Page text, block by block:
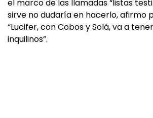
el marco de las llamadas “listas
sirve no dudaría en hacerlo, afirmo
“Lucifer, con Cobos y Solá, va a
inquilinos”.